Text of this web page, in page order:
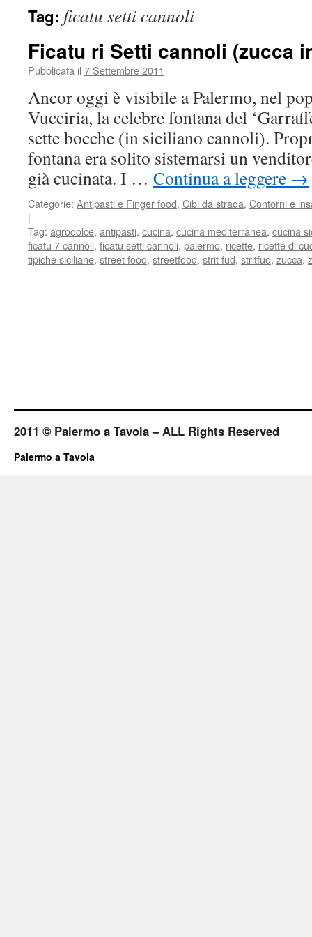
Tag: ficatu setti cannoli
Ficatu ri Setti cannoli (zucca
Pubblicata il 7 Settembre 2011
Ancor oggi è visibile a Palermo, nel
Vucciria, la celebre fontana del
sette bocche (in siciliano cannoli).
fontana era solito sistemarsi un
già cucinata. I … Continua a leggere →
Categorie: Antipasti e Finger food, Cibi da strada, Contorni e
|
Tag: agrodolce, antipasti, cucina, cucina mediterranea, cucina
ficatu 7 cannoli, ficatu setti cannoli, palermo, ricette, ricette di
tipiche siciliane, street food, streetfood, strit fud, stritfud, zucca,
2011 © Palermo a Tavola – ALL Rights Reserved
Palermo a Tavola